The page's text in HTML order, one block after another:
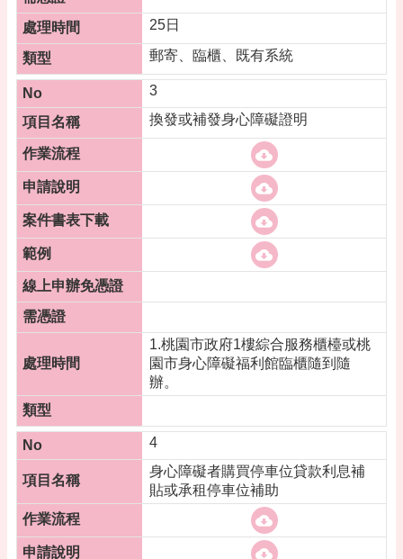
信
箱
常
見
問
答
桃
園
市
政
府
隱
私
權
政
府
網
站
資
料
放
宣
告
25日
郵寄、臨櫃、既有系統
3
換發或補發身心障礙證明
1.桃園市政府1樓綜合服務櫃檯或桃
園市身心障礙福利館臨櫃隨到隨
辦。
4
身心障礙者購買停車位貸款利息補
貼或承租停車位補助